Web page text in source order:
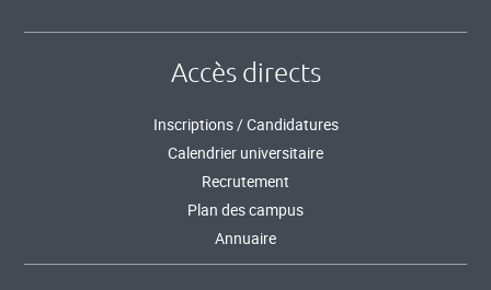
Accès directs
Inscriptions / Candidatures
Calendrier universitaire
Recrutement
Plan des campus
Annuaire